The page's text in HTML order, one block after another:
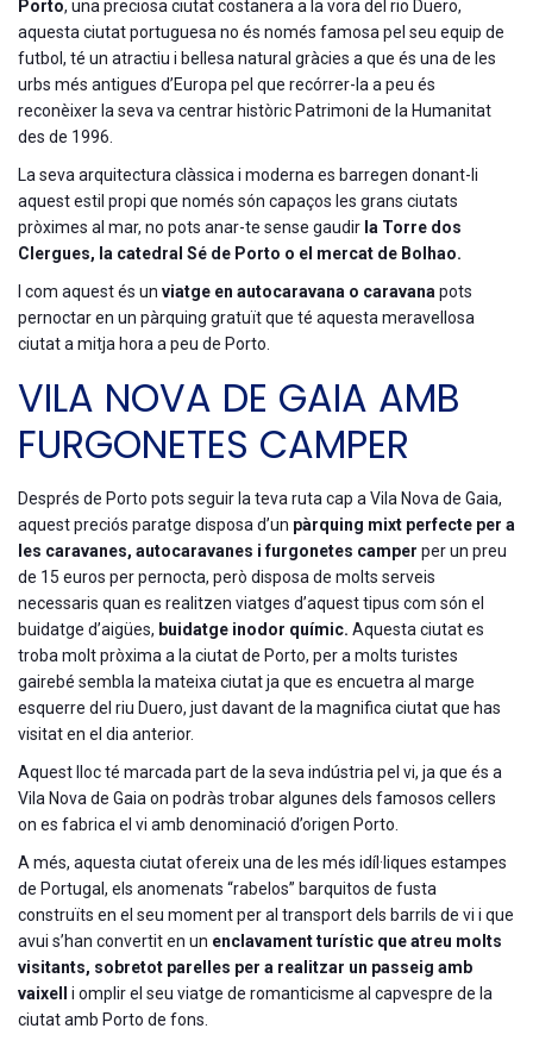
Porto, una preciosa ciutat costanera a la vora del rio Duero,
aquesta ciutat portuguesa no és només famosa pel seu equip de
futbol, té un atractiu i bellesa natural gràcies a que és una de les
urbs més antigues d’Europa pel que recórrer-la a peu és
reconèixer la seva va centrar històric Patrimoni de la Humanitat
des de 1996.
La seva arquitectura clàssica i moderna es barregen donant-li
aquest estil propi que només són capaços les grans ciutats
pròximes al mar, no pots anar-te sense gaudir la Torre dos
Clergues, la catedral Sé de Porto o el mercat de Bolhao.
I com aquest és un viatge en autocaravana o caravanapots
pernoctar en un pàrquing gratuït que té aquesta meravellosa
ciutat a mitja hora a peu de Porto.
VILA NOVA DE GAIA AMB
FURGONETES CAMPER
Després de Porto pots seguir la teva ruta cap a Vila Nova de Gaia,
aquest preciós paratge disposa d’un pàrquing mixt perfecte per a
les caravanes, autocaravanes i furgonetes camper per un preu
de 15 euros per pernocta, però disposa de molts serveis
necessaris quan es realitzen viatges d’aquest tipus com són el
buidatge d’aigües, buidatge inodor químic. Aquesta ciutat es
troba molt pròxima a la ciutat de Porto, per a molts turistes
gairebé sembla la mateixa ciutat ja que es encuetra al marge
esquerre del riu Duero, just davant de la magnifica ciutat que has
visitat en el dia anterior.
Aquest lloc té marcada part de la seva indústria pel vi, ja que és a
Vila Nova de Gaia on podràs trobar algunes dels famosos cellers
on es fabrica el vi amb denominació d’origen Porto.
A més, aquesta ciutat ofereix una de les més idíl·liques estampes
de Portugal, els anomenats “rabelos” barquitos de fusta
construïts en el seu moment per al transport dels barrils de vi i que
avui s’han convertit en un enclavament turístic que atreu molts
visitants, sobretot parelles per a realitzar un passeig amb
vaixell
i omplir el seu viatge de romanticisme al capvespre de la
ciutat amb Porto de fons.